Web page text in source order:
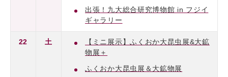
出張！九大総合研究博物館 in フジイ
ギャラリー
22 土
【ミニ展示】ふくおか大昆虫展&大鉱
物展＋
ふくおか大昆虫展＆大鉱物展